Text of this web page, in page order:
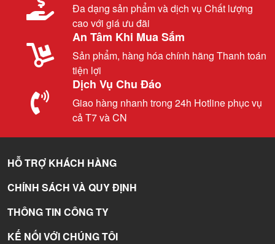
Đa dạng sản phẩm và dịch vụ Chất lượng
cao với giá ưu đãi
An Tâm Khi Mua Sắm
Sản phẩm, hàng hóa chính hãng Thanh toán
tiện lợi
Dịch Vụ Chu Đáo
Giao hàng nhanh trong 24h Hotline phục vụ
cả T7 và CN
HỖ TRỢ KHÁCH HÀNG
CHÍNH SÁCH VÀ QUY ĐỊNH
THÔNG TIN CÔNG TY
KẾ NỐI VỚI CHÚNG TÔI